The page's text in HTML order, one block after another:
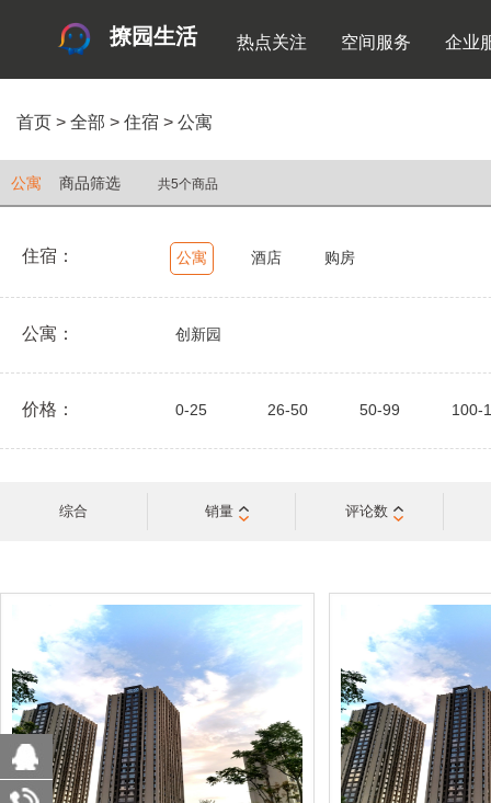
撩园生活 热点关注 空间服务 企业
首页 > 全部 > 住宿 > 公寓
公寓 商品筛选 共5个商品
住宿： 公寓 酒店 购房
公寓： 创新园
价格： 0-25 26-50 50-99 100-
综合 销量 评论数